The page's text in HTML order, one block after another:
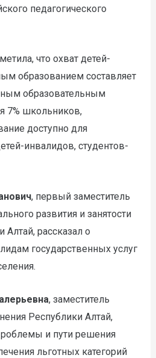
педагогического
что охват детей-
образованием составляет
образовательным
7% школьников,
доступно для
инвалидов, студентов-
, первый заместитель
развития и занятости
Алтай, рассказал о
государственных услуг
, заместитель
Республики Алтай,
и пути решения
льготных категорий